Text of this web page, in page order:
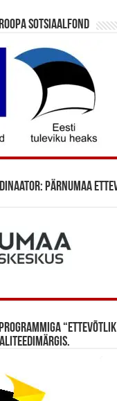
Sotsiaalfond
Pärnumaa
“Ettevõtlik